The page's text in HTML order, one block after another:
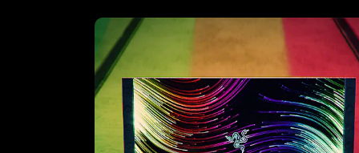
learn
more
-
razer
project
sophia